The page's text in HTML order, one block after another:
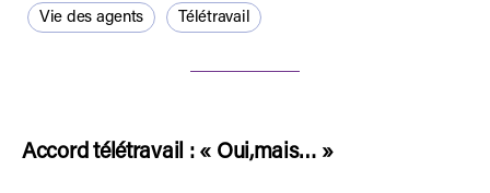
Vie des agents Télétravail
Accord télétravail : « Oui,mais… »